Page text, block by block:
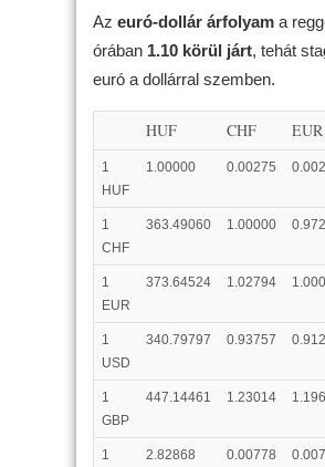
Az euró-dollár árfolyam a
órában 1.10 körül járt, tehát
euró a dollárral szemben.
HUF CHF EUR
1
HUF
1.00000 0.00275
1
CHF
363.49060 1.00000
1
EUR
373.64524 1.02794
1
USD
340.79797 0.93757
1
GBP
447.14461 1.23014
1
2.82868 0.00778